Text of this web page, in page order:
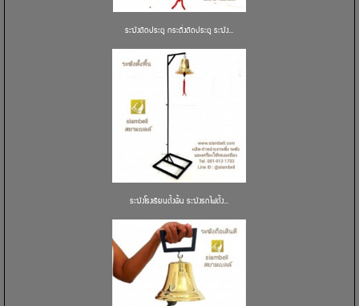
ระฆังติดประตู กระดิ่งติดประตู ระฆัง...
ระฆังโรงเรียนตั้งพื้น ระฆังรถไฟตั้ง...